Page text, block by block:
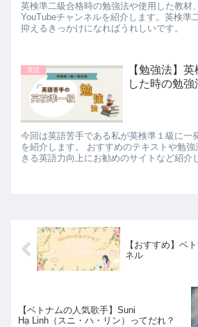
英検準二級合格時の勉強法や使用した教材
YouTubeチャンネルを紹介します。英検準
抑えるきっかけになればうれしいです。
英語
【勉強法】
した時の勉強
今回は英語苦手である私が英検準１級に一
を紹介します。 おすすめのテキストや勉
きる英語力向上にお勧めのサイトなど紹介
【おすすめ】ベ
ネル
【ベトナムの人気歌手】Suni
Hạ Linh（スニ・ハ・リン）ってだれ？